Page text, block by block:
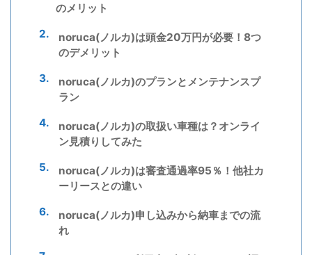
のメリット
noruca(ノルカ)は頭金20万円が必要！8つ
のデメリット
noruca(ノルカ)のプランとメンテナンスプ
ラン
noruca(ノルカ)の取扱い車種は？オンライ
ン見積りしてみた
noruca(ノルカ)は審査通過率95％！他社カ
ーリースとの違い
noruca(ノルカ)申し込みから納車までの流
れ